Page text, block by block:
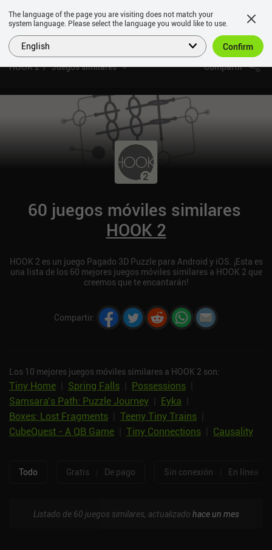
HOOK 2 Juegos similares Compartir
60 juegos móviles similares
HOOK 2
HOOK 2 es un juego Pagado 3D Puzzle para Android y iOS. ¡Esta es
una lista de los 60 mejores juegos móviles similares a HOOK 2 que
creemos que te encantarán!
Compartir:
Los 10 mejores juegos móviles similares a HOOK 2 son:
Tiny Home Spring Falls Possessions
Samsara’s Path: Puzzle Journey
Eyka
Boxes: Lost Fragments
Teeny Tiny Trains
CubeQuest - A QB Game
Tiny Connections Causality
Todo Gratis De pago Sin conexión En línea
Listado de 60 juegos similares, actualizado hace un mes
The language of the page you are visiting does not match your
system language. Please select the language you would like to use.
English Confirm